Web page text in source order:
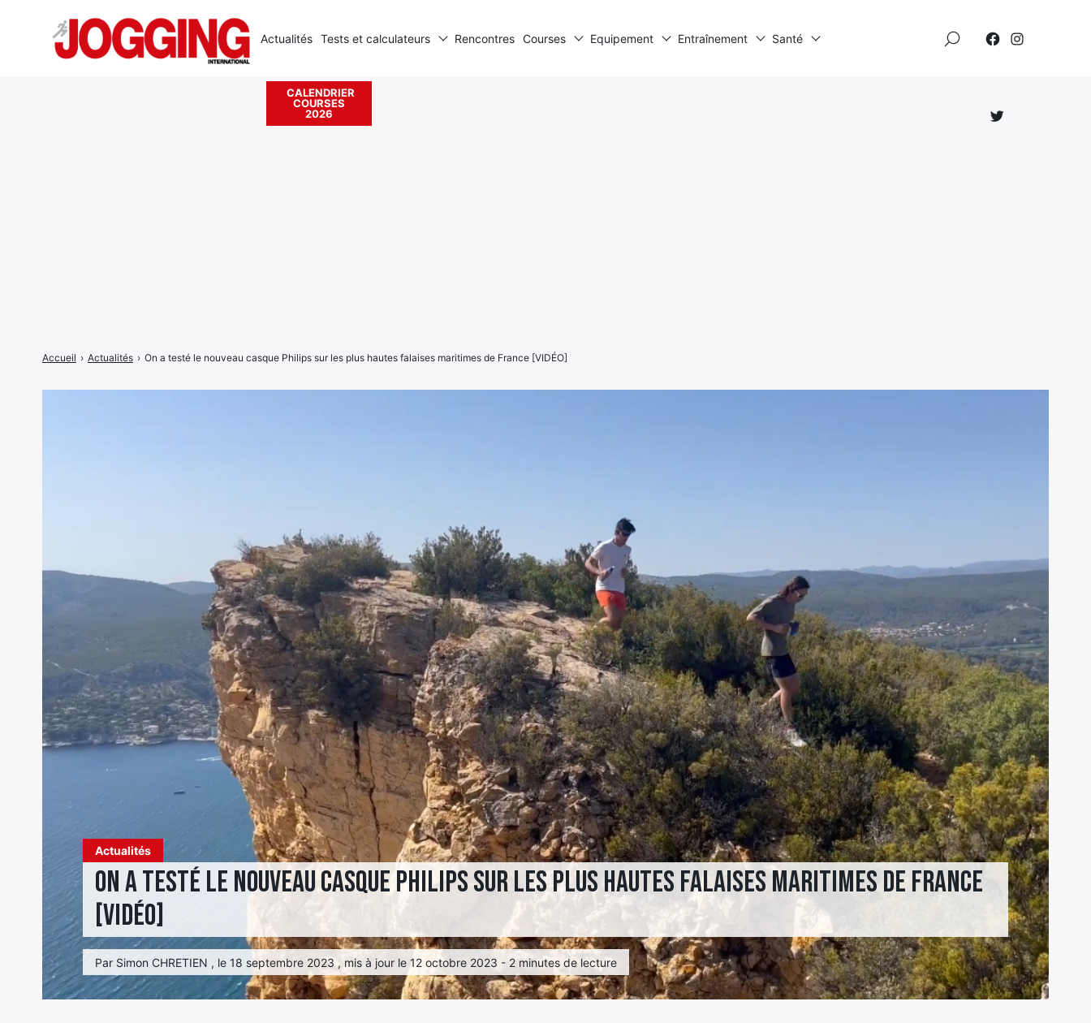
Actualités
On a testé le nouveau casque Philips sur les plus hautes falaises maritimes de France
[VIDÉO]
Par Simon CHRETIEN , le 18 septembre 2023 , mis à jour le 12 octobre 2023 - 2 minutes de lecture
Accueil › Actualités › On a testé le nouveau casque Philips sur les plus hautes falaises maritimes de France [VIDÉO]
Actualités Tests et calculateurs Rencontres Courses Equipement Entraînement Santé
CALENDRIER
COURSES
2026
Élément
Rechercher